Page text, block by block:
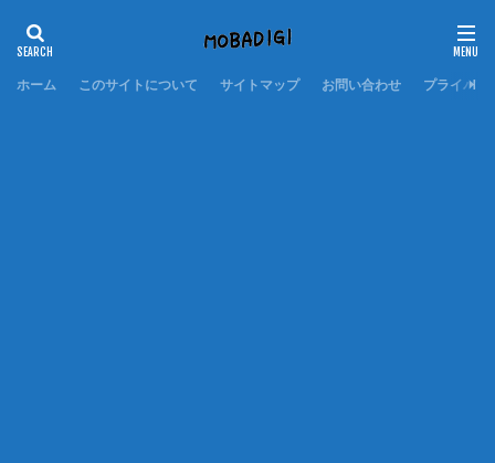
ホーム このサイトについて サイトマップ お問い合わせ プライバシ